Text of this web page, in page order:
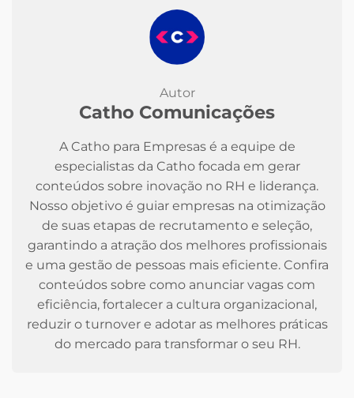
Autor
Catho Comunicações
A Catho para Empresas é a equipe de
especialistas da Catho focada em gerar
conteúdos sobre inovação no RH e liderança.
Nosso objetivo é guiar empresas na otimização
de suas etapas de recrutamento e seleção,
garantindo a atração dos melhores profissionais
e uma gestão de pessoas mais eficiente. Confira
conteúdos sobre como anunciar vagas com
eficiência, fortalecer a cultura organizacional,
reduzir o turnover e adotar as melhores práticas
do mercado para transformar o seu RH.